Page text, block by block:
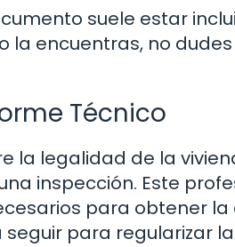
suele estar
la encuentras, no
Técnico
la legalidad de la
inspección. Este
para obtener
para regularizar